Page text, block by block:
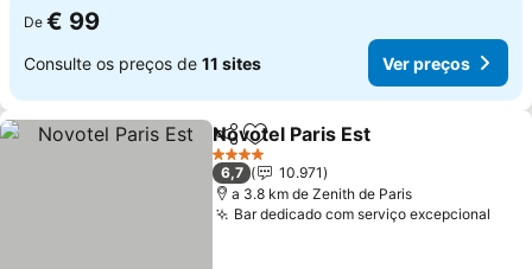
De € 99
Consulte os preços de 11 sites Ver preços
PartilharAdicionar aos favoritos
Novotel Paris Est
4 Estrelas
6,7
10.971
a 3.8 km de Zenith de Paris
Bar dedicado com serviço excepcional